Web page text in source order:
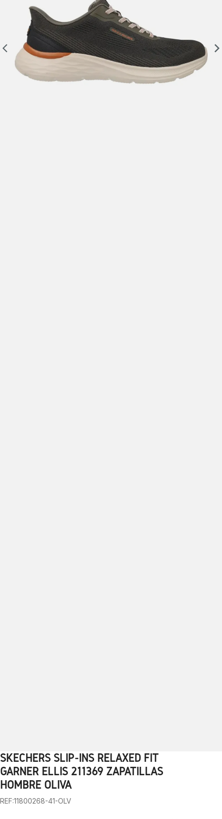
1 2 3 4 5 6 7 8 9
SKECHERS SLIP-INS RELAXED FIT
GARNER ELLIS 211369 ZAPATILLAS
HOMBRE OLIVA
REF:11800268-41-OLV